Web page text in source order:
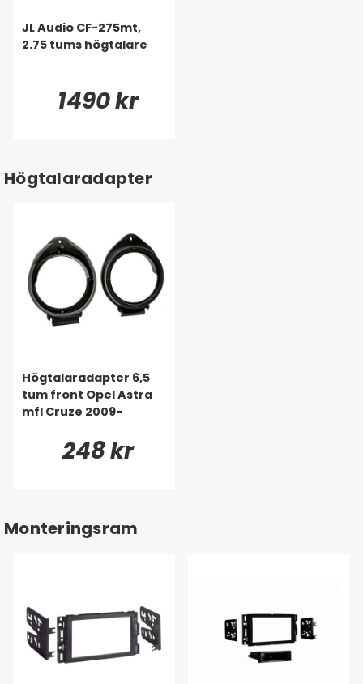
JL Audio CF-275mt,
2.75 tums högtalare
1490 kr
Högtalaradapter
Högtalaradapter 6,5
tum front Opel Astra
mfl Cruze 2009-
248 kr
Monteringsram